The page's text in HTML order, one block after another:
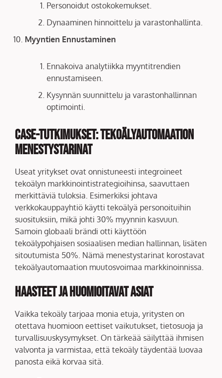
Personoidut ostokokemukset.
Dynaaminen hinnoittelu ja varastonhallinta.
Myyntien Ennustaminen
Ennakoiva analytiikka myyntitrendien
ennustamiseen.
Kysynnän suunnittelu ja varastonhallinnan
optimointi.
Case-tutkimukset: Tekoälyautomaation
Menestystarinat
Useat yritykset ovat onnistuneesti integroineet
tekoälyn markkinointistrategioihinsa, saavuttaen
merkittäviä tuloksia. Esimerkiksi johtava
verkkokauppayhtiö käytti tekoälyä personoituihin
suosituksiin, mikä johti 30% myynnin kasvuun.
Samoin globaali brändi otti käyttöön
tekoälypohjaisen sosiaalisen median hallinnan, lisäten
sitoutumista 50%. Nämä menestystarinat korostavat
tekoälyautomaation muutosvoimaa markkinoinnissa.
Haasteet ja Huomioitavat Asiat
Vaikka tekoäly tarjoaa monia etuja, yritysten on
otettava huomioon eettiset vaikutukset, tietosuoja ja
turvallisuuskysymykset. On tärkeää säilyttää ihmisen
valvonta ja varmistaa, että tekoäly täydentää luovaa
panosta eikä korvaa sitä.